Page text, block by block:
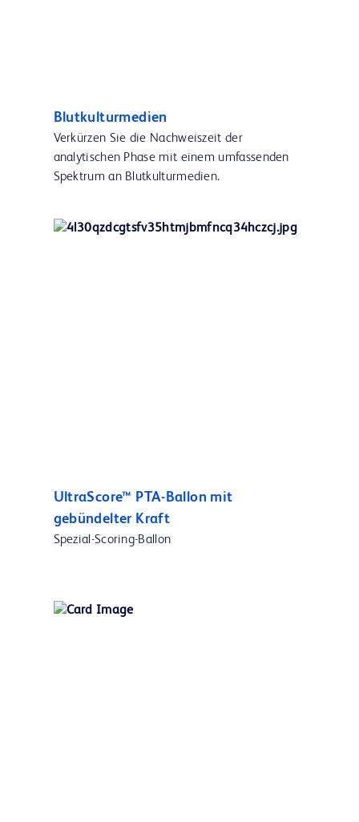
Blutkulturmedien
Verkürzen Sie die Nachweiszeit der
analytischen Phase mit einem umfassenden
Spektrum an Blutkulturmedien.
UltraScore™ PTA-Ballon mit
gebündelter Kraft
Spezial-Scoring-Ballon